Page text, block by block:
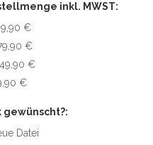
inkl. MWST:
€
€
€
€
gewünscht?:
Datei